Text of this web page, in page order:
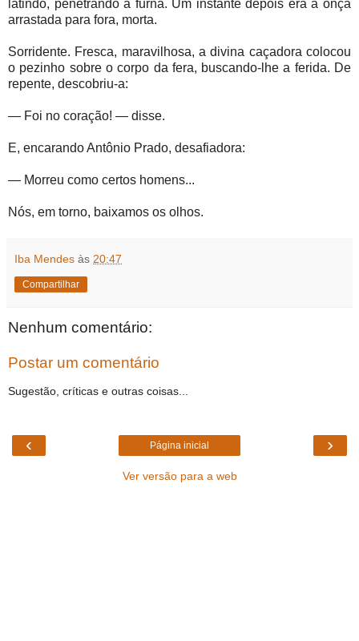
latindo, penetrando a furna. Um instante depois era a onça
arrastada para fora, morta.
Sorridente. Fresca, maravilhosa, a divina caçadora colocou
o pezinho sobre o corpo da fera, buscando-lhe a ferida. De
repente, descobriu-a:
— Foi no coração! — disse.
E, encarando Antônio Prado, desafiadora:
— Morreu como certos homens...
Nós, em torno, baixamos os olhos.
Iba Mendes às 20:47
Compartilhar
Nenhum comentário:
Postar um comentário
Sugestão, críticas e outras coisas...
‹ ›
Página inicial
Ver versão para a web